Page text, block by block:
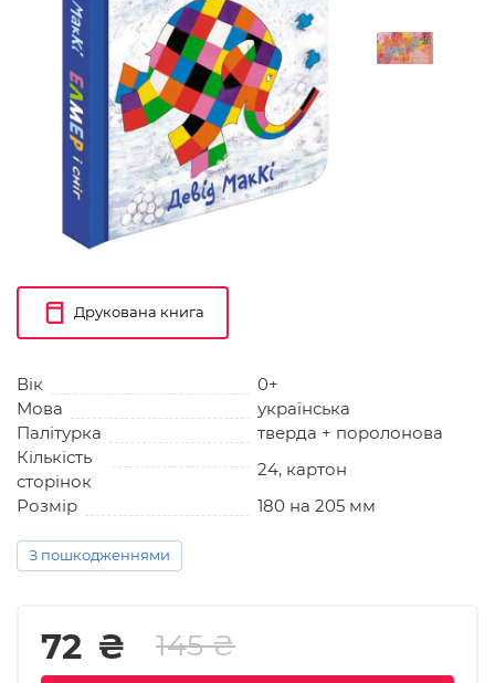
Друкована книга
Вік
0+
Мова
українська
Палітурка
тверда + поролонова
Кількість
сторінок
24, картон
Розмір
180 на 205 мм
З пошкодженнями
72 ₴ 145 ₴